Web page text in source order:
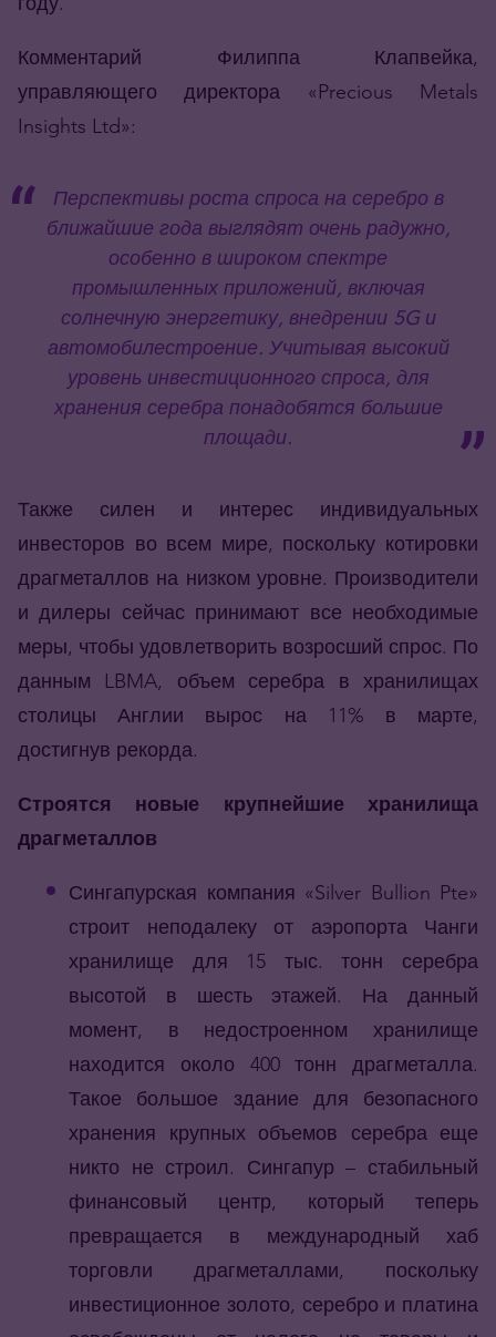
Комментарий Филиппа Клапвейка,
управляющего директора «Precious Metals
Insights Ltd»:
Перспективы роста спроса на серебро в
ближайшие года выглядят очень радужно,
особенно в широком спектре
промышленных приложений, включая
солнечную энергетику, внедрении 5G и
автомобилестроение. Учитывая высокий
уровень инвестиционного спроса, для
хранения серебра понадобятся большие
площади.
Также силен и интерес индивидуальных
инвесторов во всем мире, поскольку котировки
драгметаллов на низком уровне. Производители
и дилеры сейчас принимают все необходимые
меры, чтобы удовлетворить возросший спрос. По
данным LBMA, объем серебра в хранилищах
столицы Англии вырос на 11% в марте,
достигнув рекорда.
Строятся новые крупнейшие хранилища
драгметаллов
Сингапурская компания «Silver Bullion Pte»
строит неподалеку от аэропорта Чанги
хранилище для 15 тыс. тонн серебра
высотой в шесть этажей. На данный
момент, в недостроенном хранилище
находится около 400 тонн драгметалла.
Такое большое здание для безопасного
хранения крупных объемов серебра еще
никто не строил. Сингапур – стабильный
финансовый центр, который теперь
превращается в международный хаб
торговли драгметаллами, поскольку
инвестиционное золото, серебро и платина